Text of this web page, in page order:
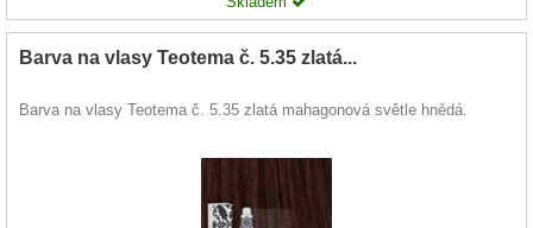
Barva na vlasy Teotema č. 5.35 zlatá...
Barva na vlasy Teotema č. 5.35 zlatá mahagonová světle hnědá.